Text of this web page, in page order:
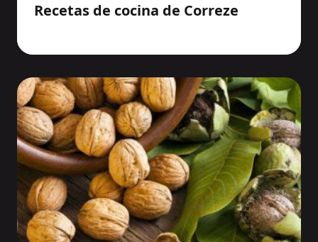
Recetas de cocina de Correze